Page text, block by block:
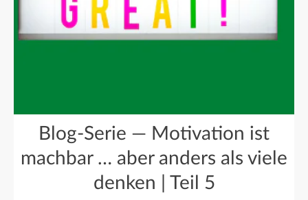
Blog-Serie — Motivation ist
machbar … aber anders als viele
denken | Teil 5